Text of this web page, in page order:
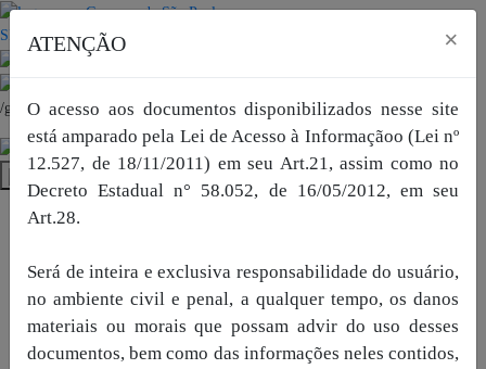
SP + Digital
/governosp
SP + Digital
ATENÇÃO ×
O acesso aos documentos disponibilizados nesse site
está amparado pela Lei de Acesso à Informaçãoo (Lei nº
12.527, de 18/11/2011) em seu Art.21, assim como no
Decreto Estadual n° 58.052, de 16/05/2012, em seu
Art.28.
Será de inteira e exclusiva responsabilidade do usuário,
no ambiente civil e penal, a qualquer tempo, os danos
materiais ou morais que possam advir do uso desses
documentos, bem como das informações neles contidos,